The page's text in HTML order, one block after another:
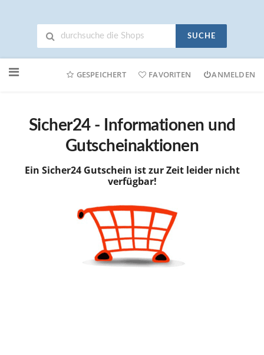
SUCHE
Online-
GESPEICHERT FAVORITEN ANMELDEN
Sicher24 - Informationen und
Gutscheinaktionen
Ein Sicher24 Gutschein ist zur Zeit leider nicht
verfügbar!